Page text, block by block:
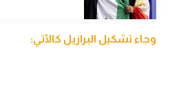
أمريكا
ركن الألعاب
وجاء تشكيل البرازيل كالآتي: